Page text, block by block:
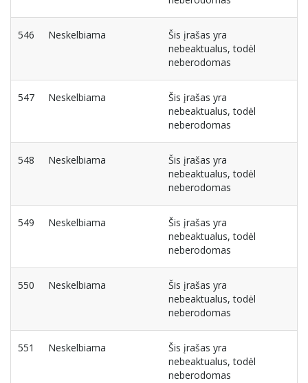
546 Neskelbiama
Šis įrašas yra
nebeaktualus, todėl
neberodomas
547 Neskelbiama
Šis įrašas yra
nebeaktualus, todėl
neberodomas
548 Neskelbiama
Šis įrašas yra
nebeaktualus, todėl
neberodomas
549 Neskelbiama
Šis įrašas yra
nebeaktualus, todėl
neberodomas
550 Neskelbiama
Šis įrašas yra
nebeaktualus, todėl
neberodomas
551 Neskelbiama
Šis įrašas yra
nebeaktualus, todėl
neberodomas